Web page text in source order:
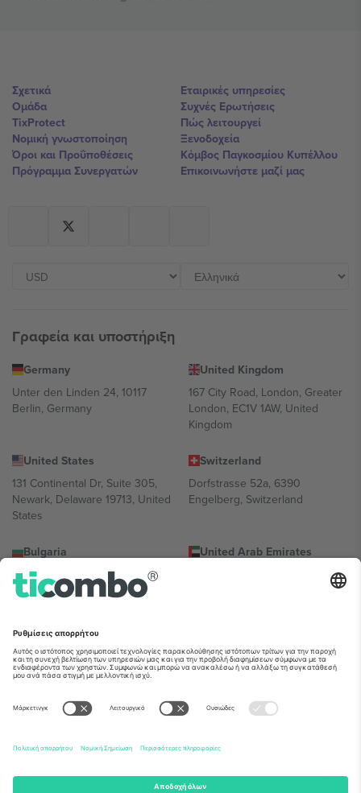
Σχετικά
Ομάδα
TixProtect
Νομική γνωστοποίηση
Όροι και Προΰποθέσεις
Πρόγραμμα Συνεργατών
Εταιρικές υπηρεσίες
Συχνές Ερωτήσεις
Πώς λειτουργεί
Ξενοδοχεία
Κόμβος Παγκοσμίου Κυπέλλου
Επικοινωνήστε μαζί μας
Γραφεία και υποστήριξη
Germany
Unter den Linden 24, 10117
Berlin, Germany
United Kingdom
167 City Road, London, Greater
London, EC1V 1AW, United
Kingdom
United States
131 Continental Dr, Suite 305,
Newark, Delaware 19713, United
States
Switzerland
Dorfstrasse 52a, 6390
Engelberg, Switzerland
Bulgaria
Regus Sofia City West, bul
Totleben 53-55, 1606 Sofia,
United Arab Emirates
UAE Dubai Silicon Oasis, DDP
Building A1, Office 302, Dubai,
Mexico
Av Chapultepec 360, Roma
Norte, Cuauhtémoc, 06700
Ciudad de México, CDMX,
Mexico
Η νομική οντότητα του παρόχου πλατφόρμας ενδέχεται να
τομέα. Για λεπτομέρειες ανατρέξτε στη σελίδα της συγκεκριμένης